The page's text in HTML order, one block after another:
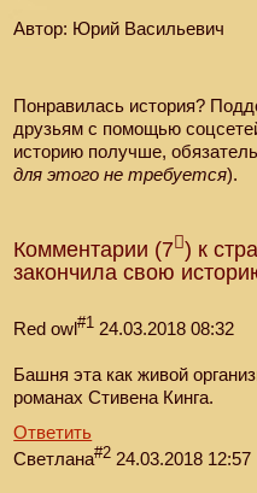
Автор: Юрий Васильевич
Понравилась история?
друзьям с помощью
историю получше,
для этого не требуется).
Комментарии (7 ) к
закончила свою
Red owl#1 24.03.2018 08:32
Башня эта как живой
романах Стивена Кинга.
Ответить
Светлана#2 24.03.2018 12:57